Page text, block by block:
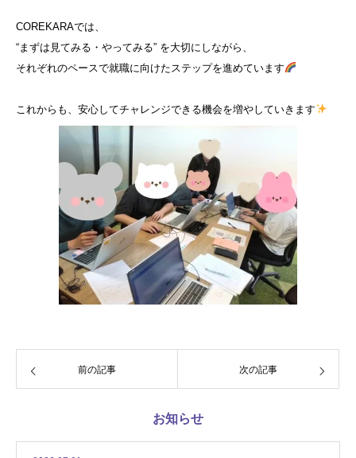
COREKARAでは、
“まずは見てみる・やってみる” を大切にしながら、
それぞれのペースで就職に向けたステップを進めています
これからも、安心してチャレンジできる機会を増やしていきます
前の記事 次の記事
お知らせ